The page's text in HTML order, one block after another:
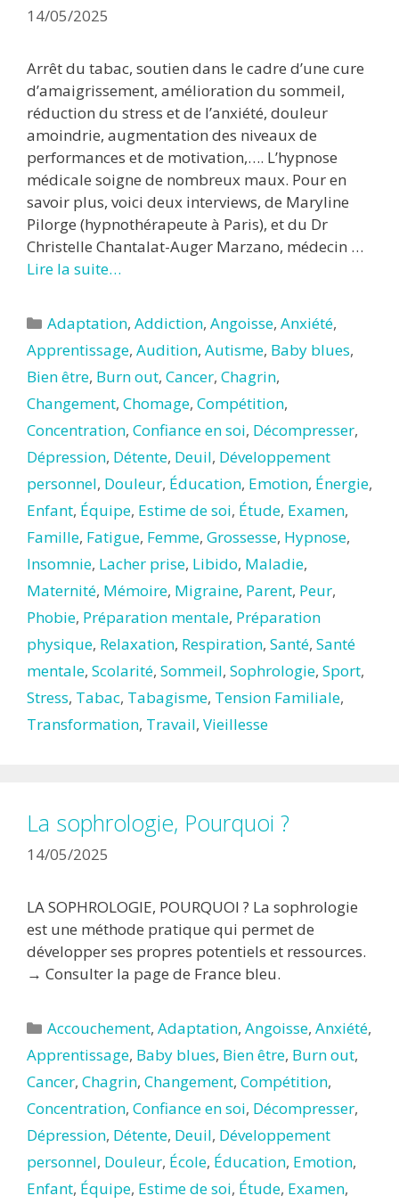
14/05/2025
Arrêt du tabac, soutien dans le cadre d’une cure
d’amaigrissement, amélioration du sommeil,
réduction du stress et de l’anxiété, douleur
amoindrie, augmentation des niveaux de
performances et de motivation,…. L’hypnose
médicale soigne de nombreux maux. Pour en
savoir plus, voici deux interviews, de Maryline
Pilorge (hypnothérapeute à Paris), et du Dr
Christelle Chantalat-Auger Marzano, médecin …
Lire la suite…
Catégories
Adaptation,Addiction,Angoisse,Anxiété,
Apprentissage, Audition, Autisme, Baby blues,
Bien être, Burn out, Cancer, Chagrin,
Changement, Chomage, Compétition,
Concentration, Confiance en soi, Décompresser,
Dépression, Détente, Deuil, Développement
personnel, Douleur, Éducation, Emotion, Énergie,
Enfant, Équipe, Estime de soi, Étude, Examen,
Famille, Fatigue, Femme, Grossesse, Hypnose,
Insomnie, Lacher prise, Libido, Maladie,
Maternité, Mémoire, Migraine, Parent, Peur,
Phobie, Préparation mentale, Préparation
physique, Relaxation, Respiration, Santé, Santé
mentale, Scolarité, Sommeil, Sophrologie, Sport,
Stress, Tabac, Tabagisme, Tension Familiale,
Transformation, Travail, Vieillesse
La sophrologie, Pourquoi ?
14/05/2025
LA SOPHROLOGIE, POURQUOI ? La sophrologie
est une méthode pratique qui permet de
développer ses propres potentiels et ressources.
→ Consulter la page de France bleu.
Catégories
Accouchement,Adaptation,Angoisse,Anxiété,
Apprentissage, Baby blues, Bien être, Burn out,
Cancer, Chagrin, Changement, Compétition,
Concentration, Confiance en soi, Décompresser,
Dépression, Détente, Deuil, Développement
personnel, Douleur, École, Éducation, Emotion,
Enfant, Équipe, Estime de soi, Étude, Examen,